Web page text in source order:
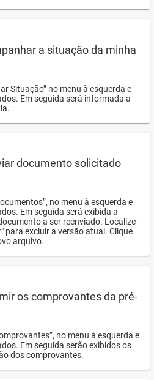
a situação da minha
Situação” no menu à esquerda e
Em seguida será informada a
documento solicitado
no menu à esquerda e
Em seguida será exibida a
a ser reenviado. Localize-
para excluir a versão atual. Clique
arquivo.
os comprovantes da pré-
no menu à esquerda e
Em seguida serão exibidos os
dos comprovantes.